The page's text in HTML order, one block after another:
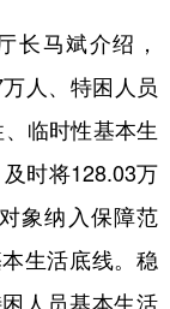
马斌介绍，
人、特困人员
临时性基本生
时将128.03万
象纳入保障范
生活底线。稳
人员基本生活